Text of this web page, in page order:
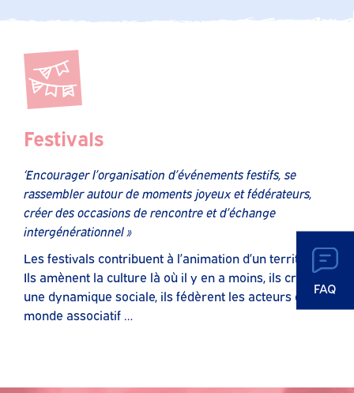
FAQ
Festivals
‘Encourager l’organisation d’événements festifs, se
rassembler autour de moments joyeux et fédérateurs,
créer des occasions de rencontre et d’échange
intergénérationnel »
Les festivals contribuent à l’animation d’un territoire.
Ils amènent la culture là où il y en a moins, ils créent
une dynamique sociale, ils fédèrent les acteurs du
monde associatif …